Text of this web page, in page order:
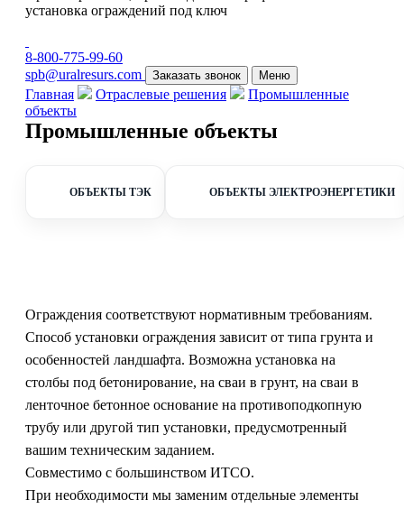
установка ограждений под ключ
8-800-775-99-60
spb@uralresurs.com
Заказать звонок Меню
Главная Отраслевые решения
Промышленные
объекты
Промышленные объекты
ОБЪЕКТЫ ТЭК ОБЪЕКТЫ ЭЛЕКТРОЭНЕРГЕТИКИ
Ограждения соответствуют нормативным требованиям.
Способ установки ограждения зависит от типа грунта и
особенностей ландшафта. Возможна установка на
столбы под бетонирование, на сваи в грунт, на сваи в
ленточное бетонное основание на противоподкопную
трубу или другой тип установки, предусмотренный
вашим техническим заданием.
Совместимо с большинством ИТСО.
При необходимости мы заменим отдельные элементы